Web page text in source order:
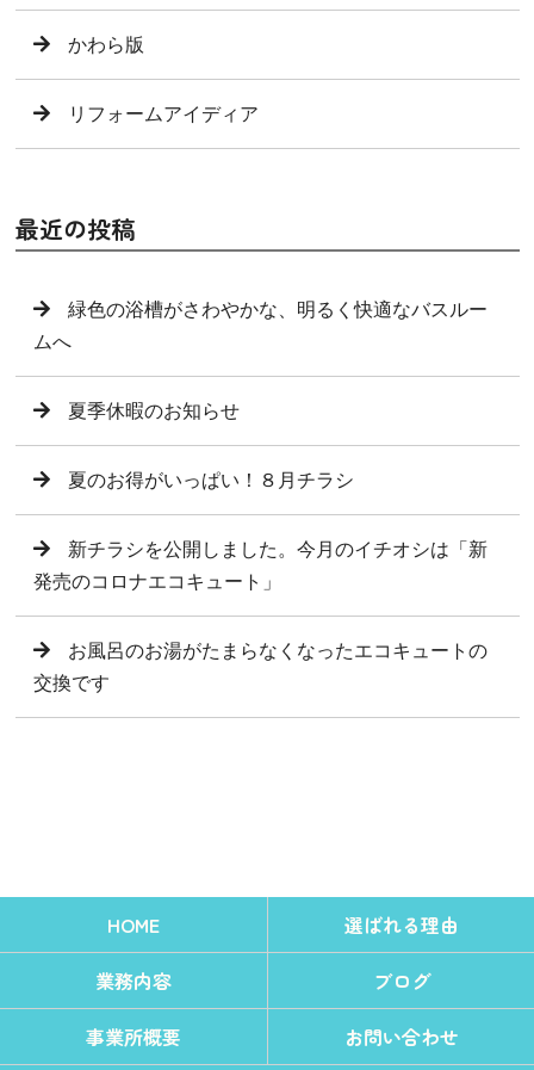
かわら版
リフォームアイディア
最近の投稿
緑色の浴槽がさわやかな、明るく快適なバスルー
ムへ
夏季休暇のお知らせ
夏のお得がいっぱい！８月チラシ
新チラシを公開しました。今月のイチオシは「新
発売のコロナエコキュート」
お風呂のお湯がたまらなくなったエコキュートの
交換です
HOME
選ばれる理由
業務内容
ブログ
事業所概要
お問い合わせ